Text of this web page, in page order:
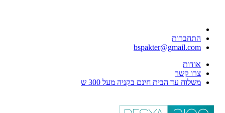
התחברות
bspakter@gmail.com
אודות
צרו קשר
משלוח עד הבית חינם בקניה מעל 300 ש